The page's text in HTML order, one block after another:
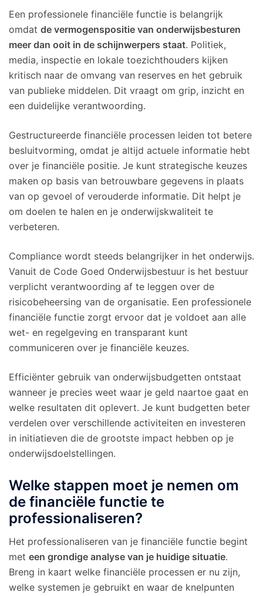
Een professionele financiële functie is belangrijk
omdat de vermogenspositie van onderwijsbesturen
meer dan ooit in de schijnwerpers staat. Politiek,
media, inspectie en lokale toezichthouders kijken
kritisch naar de omvang van reserves en het gebruik
van publieke middelen. Dit vraagt om grip, inzicht en
een duidelijke verantwoording.
Gestructureerde financiële processen leiden tot betere
besluitvorming, omdat je altijd actuele informatie hebt
over je financiële positie. Je kunt strategische keuzes
maken op basis van betrouwbare gegevens in plaats
van op gevoel of verouderde informatie. Dit helpt je
om doelen te halen en je onderwijskwaliteit te
verbeteren.
Compliance wordt steeds belangrijker in het onderwijs.
Vanuit de Code Goed Onderwijsbestuur is het bestuur
verplicht verantwoording af te leggen over de
risicobeheersing van de organisatie. Een professionele
financiële functie zorgt ervoor dat je voldoet aan alle
wet- en regelgeving en transparant kunt
communiceren over je financiële keuzes.
Efficiënter gebruik van onderwijsbudgetten ontstaat
wanneer je precies weet waar je geld naartoe gaat en
welke resultaten dit oplevert. Je kunt budgetten beter
verdelen over verschillende activiteiten en investeren
in initiatieven die de grootste impact hebben op je
onderwijsdoelstellingen.
Welke stappen moet je nemen om
de financiële functie te
professionaliseren?
Het professionaliseren van je financiële functie begint
met een grondige analyse van je huidige situatie.
Breng in kaart welke financiële processen er nu zijn,
welke systemen je gebruikt en waar de knelpunten